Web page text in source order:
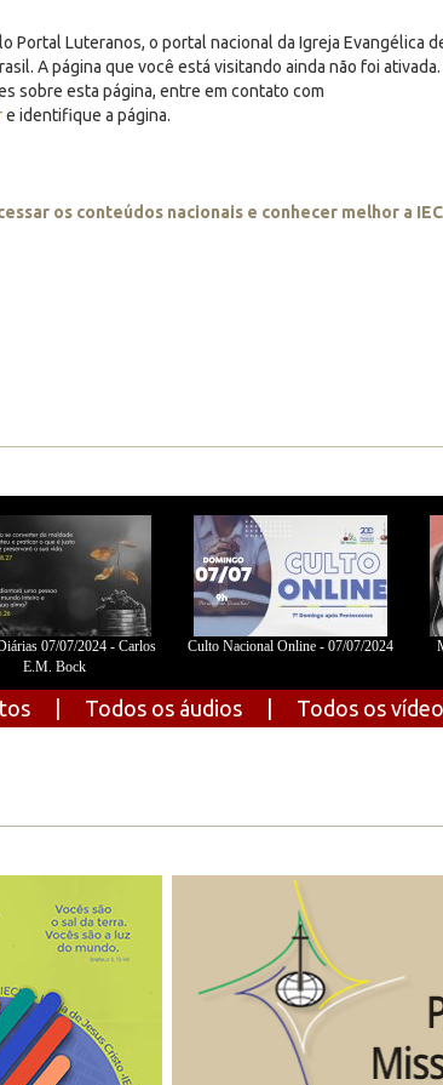
Portal Luteranos, o portal nacional da Igreja Evangélica
A página que você está visitando ainda não foi ativada.
sobre esta página, entre em contato com
e identifique a página.
os conteúdos nacionais e conhecer melhor a
07/07/2024 - Carlos
E.M. Bock
Culto Nacional Online - 07/07/2024
Todos os áudios Todos os